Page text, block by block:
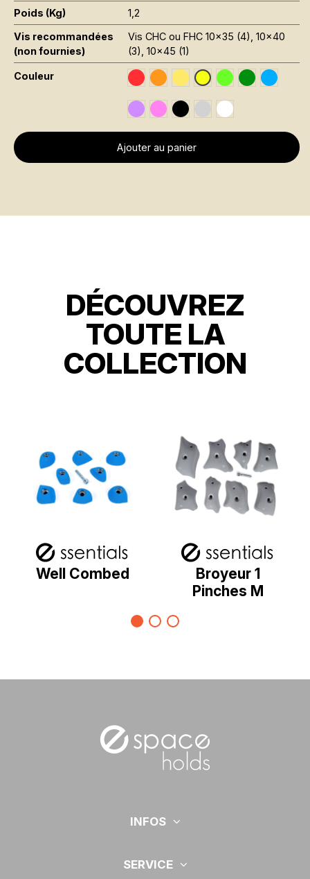
Poids (Kg)
1,2
Vis recommandées
(non fournies)
Vis CHC ou FHC 10x35 (4), 10x40
(3), 10x45 (1)
Couleur Traffic Red RAL 3020
Orange Fluo RAL 2005
Jaune Pantone 116C
Jaune Fluo RAL 1026
Vert FluoLeaf Green
Sky
Signal Violet RAL 4008
Rose Fluo Pantone 806C
Black RAL 9005
Gris RAL 7001
Traffic White RAL
Ajouter au panier
DÉCOUVREZ
TOUTE LA
COLLECTION
Well Combed
Broyeur 1
Pinches M
INFOS
SERVICE